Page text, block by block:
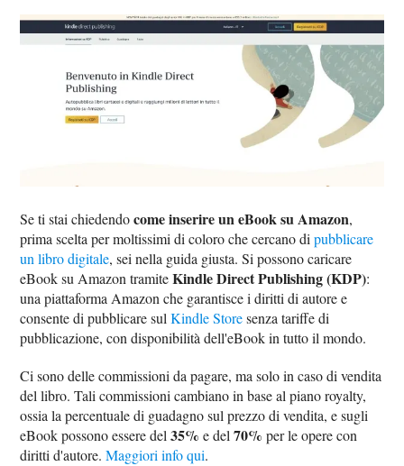
Se ti stai chiedendocome inserire un eBook su Amazon,
prima scelta per moltissimi di coloro che cercano dipubblicare
un libro digitale, sei nella guida giusta. Si possono caricare
eBook su Amazon tramiteKindle Direct Publishing (KDP):
una piattaforma Amazon che garantisce i diritti di autore e
consente di pubblicare sulKindle Storesenza tariffe di
pubblicazione, con disponibilità dell'eBook in tutto il mondo.
Ci sono delle commissioni da pagare, ma solo in caso di vendita
del libro. Tali commissioni cambiano in base al piano royalty,
ossia la percentuale di guadagno sul prezzo di vendita, e sugli
eBook possono essere del35% e del70% per le opere con
diritti d'autore.Maggiori info qui.